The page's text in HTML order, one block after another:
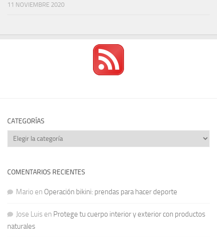
11 NOVIEMBRE 2020
CATEGORÍAS
Categorías
COMENTARIOS RECIENTES
Mario en Operación bikini: prendas para hacer deporte
Jose Luis en Protege tu cuerpo interior y exterior con productos
naturales